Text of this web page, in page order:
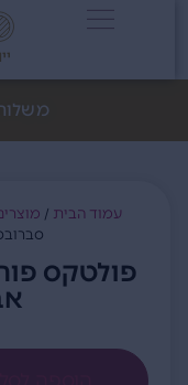
משלוח
עמוד הבית/ מוצרים
סברובסקי כרום